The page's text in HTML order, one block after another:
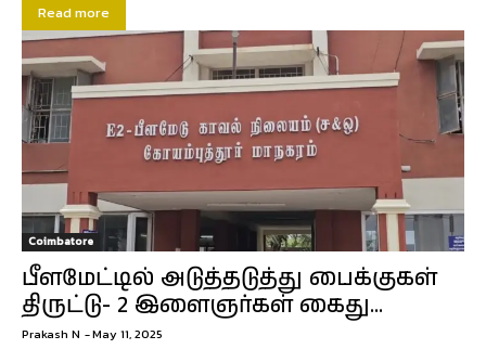
Read more
Coimbatore
பீளமேட்டில் அடுத்தடுத்து பைக்குகள்
திருட்டு- 2 இளைஞர்கள் கைது…
Prakash N -May 11, 2025